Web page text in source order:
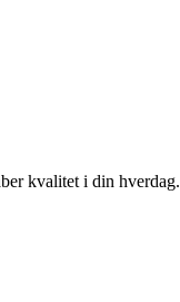
kvalitet i din hverdag.